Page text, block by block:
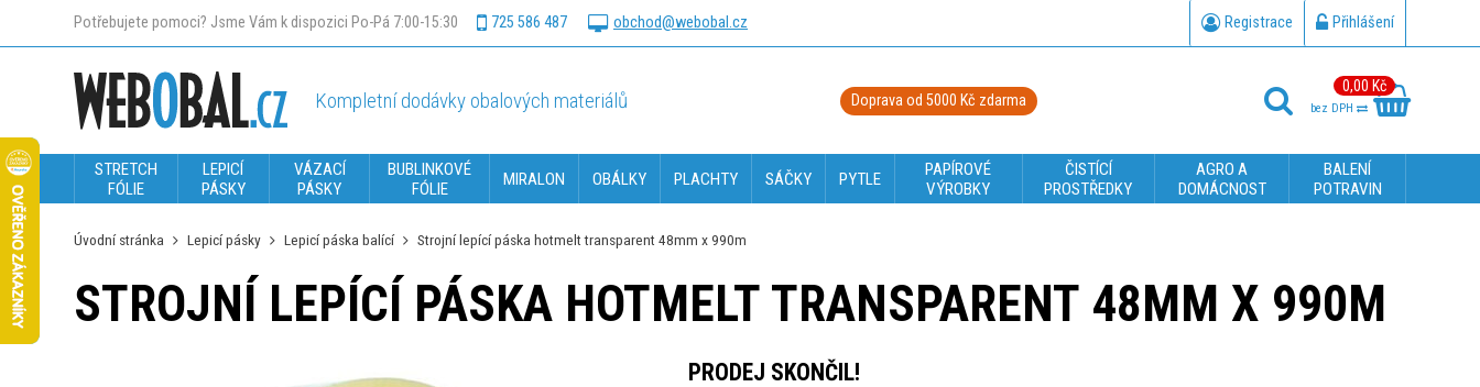
Potřebujete pomoci? Jsme Vám k dispozici Po-Pá 7:00-15:30 725 586 487 obchod@webobal.cz Registrace Přihlášení
Kompletní dodávky obalových materiálů Doprava od 5000 Kč zdarma
0,00 Kč
bez DPH
STRETCH
FÓLIE
LEPICÍ
PÁSKY
VÁZACÍ
PÁSKY
BUBLINKOVÉ
FÓLIE
MIRALON OBÁLKY PLACHTY SÁČKY PYTLE
PAPÍROVÉ
VÝROBKY
ČISTÍCÍ
PROSTŘEDKY
AGRO A
DOMÁCNOST
BALENÍ
POTRAVIN
Úvodní stránka Lepicí pásky Lepicí páska balící Strojní lepící páska hotmelt transparent 48mm x 990m
STROJNÍ LEPÍCÍ PÁSKA HOTMELT TRANSPARENT 48MM X 990M
PRODEJ SKONČIL!